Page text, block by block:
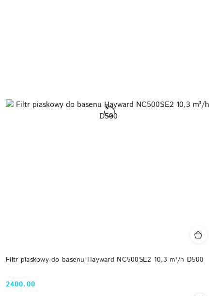
Filtr piaskowy do basenu Hayward NC500SE2 10,3 m³/h D500
Cena:
2400.00